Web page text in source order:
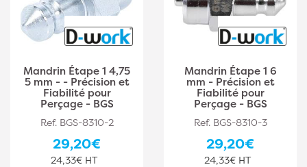
Mandrin Étape 1 4,75
5 mm - - Précision et
Fiabilité pour
Perçage - BGS
Ref. BGS-8310-2
29,20€
24,33€ HT
Mandrin Étape 1 6
mm - Précision et
Fiabilité pour
Perçage - BGS
Ref. BGS-8310-3
29,20€
24,33€ HT